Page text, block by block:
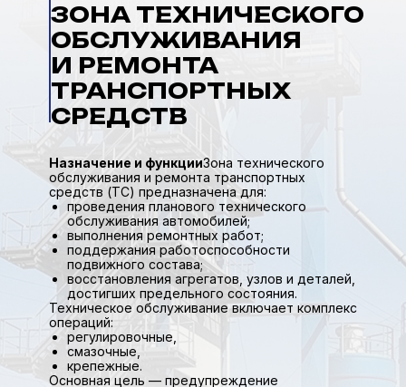
ЗОНА ТЕХНИЧЕСКОГО
ОБСЛУЖИВАНИЯ
И РЕМОНТА
ТРАНСПОРТНЫХ
СРЕДСТВ
Назначение и функцииЗона технического
обслуживания и ремонта транспортных
средств (ТС) предназначена для:
проведения планового технического
обслуживания автомобилей;
выполнения ремонтных работ;
поддержания работоспособности
подвижного состава;
восстановления агрегатов, узлов и деталей,
достигших предельного состояния.
Техническое обслуживание включает комплекс
операций:
регулировочные,
смазочные,
крепежные.
Основная цель — предупреждение